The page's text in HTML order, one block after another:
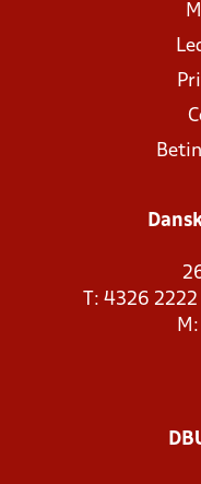
T: 4326
M: